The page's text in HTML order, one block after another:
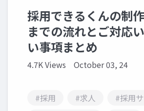
採用できるくんの制
までの流れとご対応
い事項まとめ
4.7K Views October 03, 24
#採用 #求人
#採用